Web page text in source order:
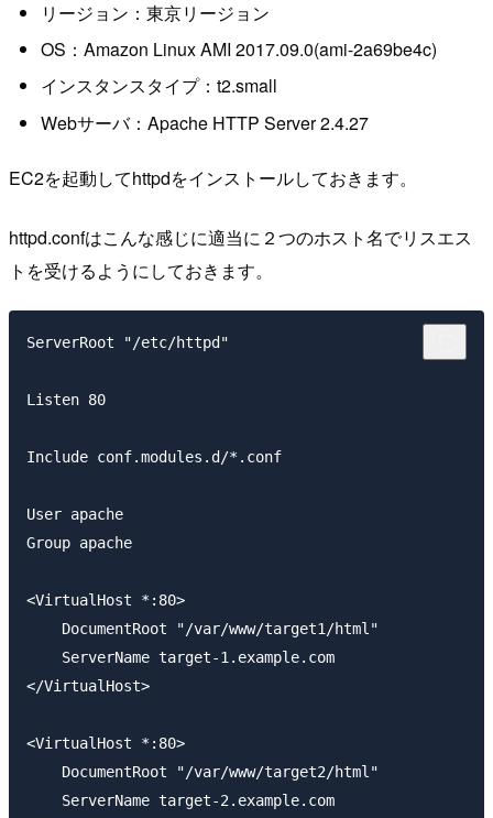
リージョン：東京リージョン
OS：Amazon Linux AMI 2017.09.0(ami-2a69be4c)
インスタンスタイプ：t2.small
Webサーバ：Apache HTTP Server 2.4.27
EC2を起動してhttpdをインストールしておきます。
httpd.confはこんな感じに適当に２つのホスト名でリスエス
トを受けるようにしておきます。
ServerRoot "/etc/httpd"
Listen 80
Include conf.modules.d/*.conf
User apache
Group apache
<VirtualHost *:80>
    DocumentRoot "/var/www/target1/html"
    ServerName target-1.example.com
</VirtualHost>
<VirtualHost *:80>
    DocumentRoot "/var/www/target2/html"
    ServerName target-2.example.com